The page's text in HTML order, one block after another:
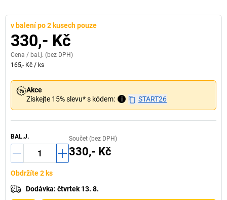
v balení po 2 kusech pouze
330,- Kč
Cena / bal.j. (bez DPH)
165,- Kč / ks
Akce
Získejte 15% slevu* s kódem:
i START26
BAL.J. Součet (bez DPH)
330,- Kč
Obdržíte 2 ks
Dodávka: čtvrtek 13. 8.